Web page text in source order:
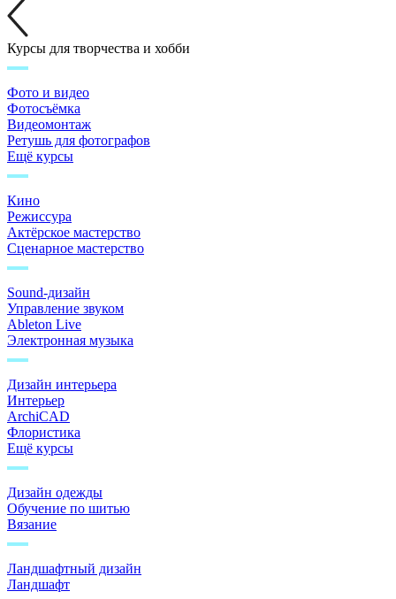
Курсы для творчества и хобби
Фото и видео
Фотосъёмка
Видеомонтаж
Ретушь для фотографов
Ещё курсы
Кино
Режиссура
Актёрское мастерство
Сценарное мастерство
Sound-дизайн
Управление звуком
Ableton Live
Электронная музыка
Дизайн интерьера
Интерьер
ArchiCAD
Флористика
Ещё курсы
Дизайн одежды
Обучение по шитью
Вязание
Ландшафтный дизайн
Ландшафт